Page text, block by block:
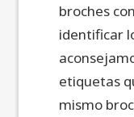
broches
identificar
etiquetas
mismo